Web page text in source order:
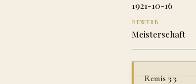
1921-10-16
BEWERB
Meisterschaft
Remis 3:3.